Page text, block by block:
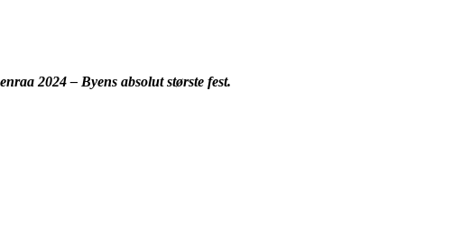
2024 – Byens absolut største fest.